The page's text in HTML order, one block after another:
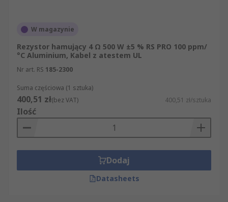
W magazynie
Rezystor hamujący 4 Ω 500 W ±5 % RS PRO 100 ppm/
°C Aluminium, Kabel z atestem UL
Nr art. RS 185-2300
Suma częściowa (1 sztuka)
400,51 zł(bez VAT) 400,51 zł/sztuka
Ilość
Dodaj
Datasheets